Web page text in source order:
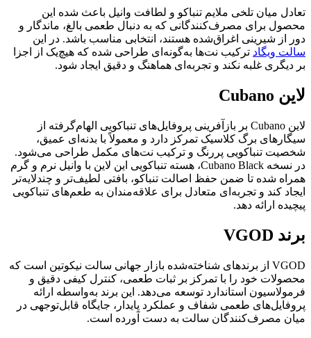
تعادل میان تلخی ملایم تنباکو و لطافت وانیل باعث شده این
محصول برای مصرف‌کنندگانی که به دنبال طعمی بالغ، ماندگار و
دور از شیرینی اغراق‌شده هستند، انتخابی مناسب باشد. در این
سالت ویگاد ترکیب نت‌ها به‌گونه‌ای طراحی شده که هیچ‌یک از اجزا
بر دیگری غلبه نکند و تجربه‌ای هماهنگ و دقیق ایجاد شود.
لاین Cubano
لاین Cubano بر بازآفرینی پروفایل‌های تنباکویی الهام‌گرفته از
سیگارهای برگ کلاسیک تمرکز دارد و معمولاً با بدنه‌ای عمیق،
شخصیت تنباکویی پررنگ و ترکیب نت‌های مکمل طراحی می‌شود.
در نسخه Cubano Black، هسته تنباکویی این لاین با وانیل نرم و گرم
همراه شده تا ضمن حفظ اصالت تنباکو، بافتی لطیف‌تر و چندلایه‌تر
ایجاد کند و تجربه‌ای متعادل برای علاقه‌مندان به طعم‌های تنباکویی
پیچیده ارائه دهد.
برند VGOD
VGOD از برندهای شناخته‌شده بازار جهانی سالت نیکوتین است که
محصولات خود را با تمرکز بر ثبات طعمی، کنترل کیفی دقیق و
فرمولاسیون استاندارد توسعه می‌دهد. این برند به‌واسطه ارائه
پروفایل‌های طعمی شفاف و عملکرد پایدار، جایگاه قابل‌توجهی در
میان مصرف‌کنندگان سالت به دست آورده است.